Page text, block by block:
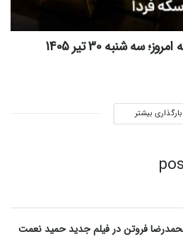
شنبه 30 تیر 1405
بارگذاری بیشتر
فروتن در فیلم جدید حمید نعمت